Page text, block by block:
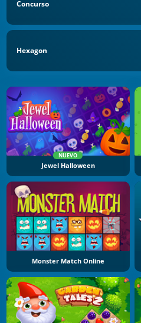
Concurso
Hexagon
NUEVO
Jewel Halloween
Monster Match Online